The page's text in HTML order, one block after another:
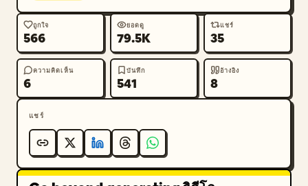
ถูกใจ
566
ยอดดู
79.5K
แชร์
35
ความคิดเห็น
6
บันทึก
541
อ้างอิง
8
แชร์